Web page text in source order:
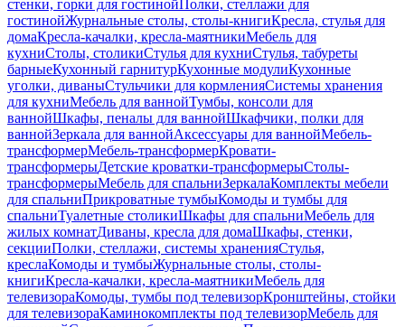
стенки, горки для гостинойПолки, стеллажи для
гостинойЖурнальные столы, столы-книгиКресла, стулья для
домаКресла-качалки, кресла-маятникиМебель для
кухниСтолы, столикиСтулья для кухниСтулья, табуреты
барныеКухонный гарнитурКухонные модулиКухонные
уголки, диваныСтульчики для кормленияСистемы хранения
для кухниМебель для ваннойТумбы, консоли для
ваннойШкафы, пеналы для ваннойШкафчики, полки для
ваннойЗеркала для ваннойАксессуары для ваннойМебель-
трансформерМебель-трансформерКровати-
трансформерыДетские кроватки-трансформерыСтолы-
трансформерыМебель для спальниЗеркалаКомплекты мебели
для спальниПрикроватные тумбыКомоды и тумбы для
спальниТуалетные столикиШкафы для спальниМебель для
жилых комнатДиваны, кресла для домаШкафы, стенки,
секцииПолки, стеллажи, системы храненияСтулья,
креслаКомоды и тумбыЖурнальные столы, столы-
книгиКресла-качалки, кресла-маятникиМебель для
телевизораКомоды, тумбы под телевизорКронштейны, стойки
для телевизораКаминокомплекты под телевизорМебель для